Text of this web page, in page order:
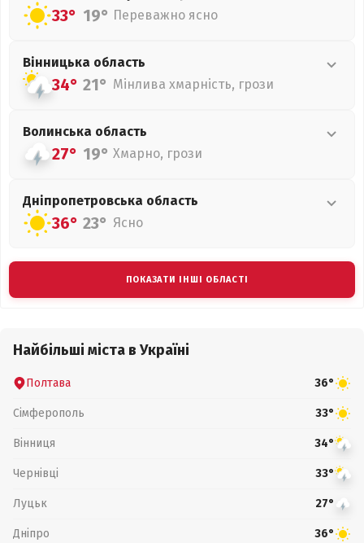
33° 19° Переважно ясно
Вінницька область
34° 21° Мінлива хмарність, грози
Волинська область
27° 19° Хмарно, грози
Дніпропетровська область
36° 23° Ясно
ПОКАЗАТИ ІНШІ ОБЛАСТІ
Найбільші міста в Україні
Полтава 36°
Сімферополь 33°
Вінниця 34°
Чернівці 33°
Луцьк 27°
Дніпро 36°